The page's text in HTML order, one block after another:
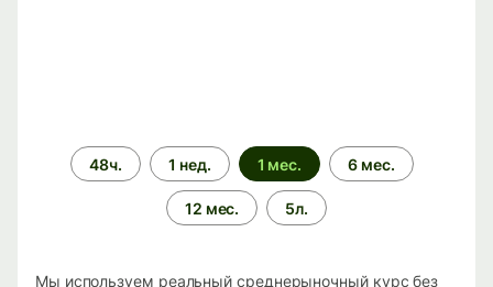
Период
времени
48ч. 1 нед. 1 мес. 6 мес.
12 мес. 5л.
Мы используем реальный среднерыночный курс без